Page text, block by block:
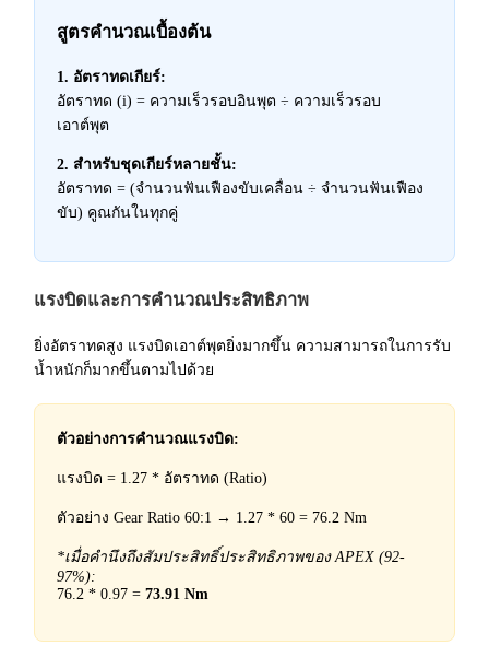
สูตรคำนวณเบื้องต้น
1. อัตราทดเกียร์:
อัตราทด (i) = ความเร็วรอบอินพุต ÷ ความเร็วรอบ
เอาต์พุต
2. สำหรับชุดเกียร์หลายชั้น:
อัตราทด = (จำนวนฟันเฟืองขับเคลื่อน ÷ จำนวนฟันเฟือง
ขับ) คูณกันในทุกคู่
แรงบิดและการคำนวณประสิทธิภาพ
ยิ่งอัตราทดสูง แรงบิดเอาต์พุตยิ่งมากขึ้น ความสามารถในการรับ
น้ำหนักก็มากขึ้นตามไปด้วย
ตัวอย่างการคำนวณแรงบิด:
แรงบิด = 1.27 * อัตราทด (Ratio)
ตัวอย่าง Gear Ratio 60:1 → 1.27 * 60 = 76.2 Nm
*เมื่อคำนึงถึงสัมประสิทธิ์ประสิทธิภาพของ APEX (92-
97%):
76.2 * 0.97 =73.91 Nm